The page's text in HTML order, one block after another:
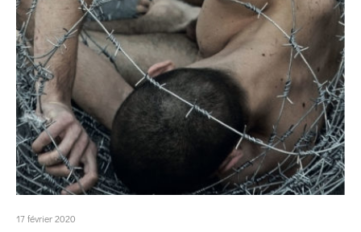
17 février 2020